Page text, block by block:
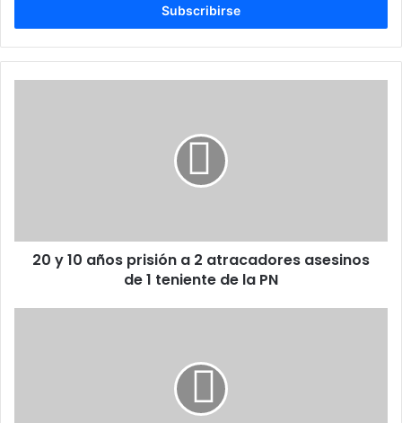
asesinos
20 y 10 años prisión a 2 atracadores asesinos
de 1 teniente de la PN